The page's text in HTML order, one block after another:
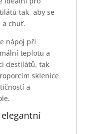
tak, aby se
a chuť.
nápoj při
teplotu a
destilátů, tak
sklenice
a